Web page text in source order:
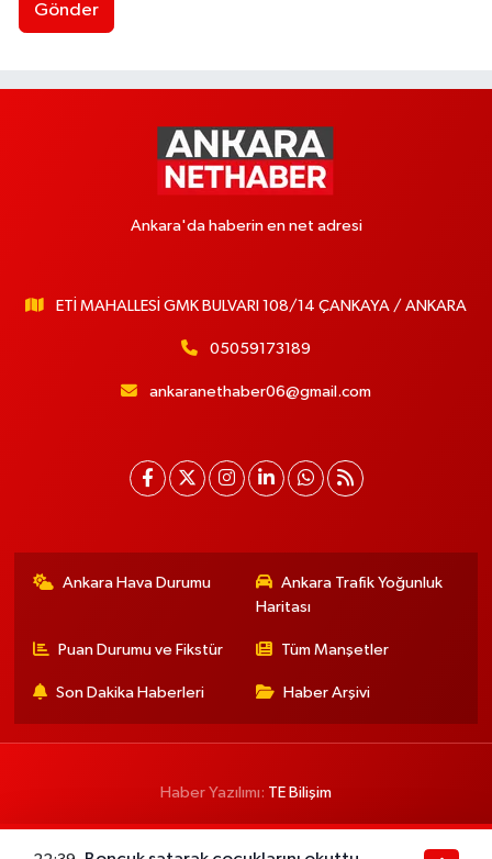
Gönder
Ankara'da haberin en net adresi
ETİ MAHALLESİ GMK BULVARI 108/14 ÇANKAYA / ANKARA
05059173189
ankaranethaber06@gmail.com
Ankara Hava Durumu
Ankara Trafik Yoğunluk
Haritası
Puan Durumu ve Fikstür Tüm Manşetler
Son Dakika Haberleri Haber Arşivi
Haber Yazılımı: TE Bilişim